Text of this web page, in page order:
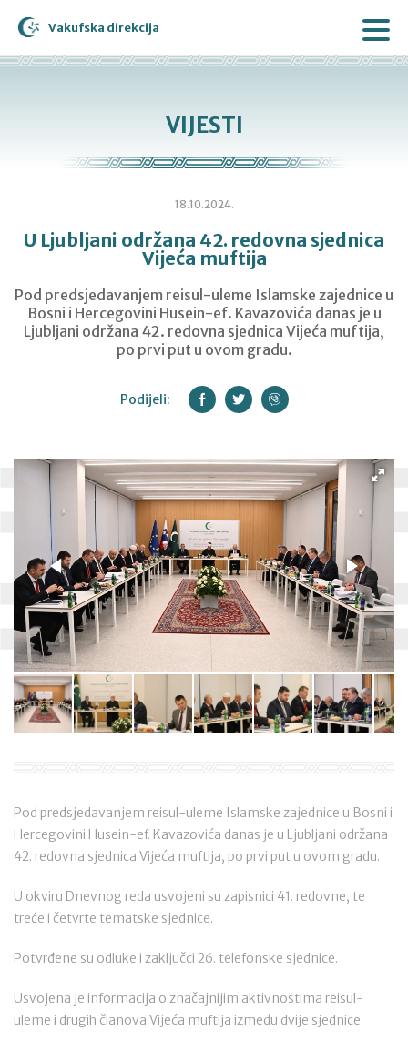
Vakufska direkcija
VIJESTI
18.10.2024.
U Ljubljani održana 42. redovna sjednica
Vijeća muftija
Pod predsjedavanjem reisul-uleme Islamske zajednice u
Bosni i Hercegovini Husein-ef. Kavazovića danas je u
Ljubljani održana 42. redovna sjednica Vijeća muftija,
po prvi put u ovom gradu.
Podijeli:
Pod predsjedavanjem reisul-uleme Islamske zajednice u Bosni i
Hercegovini Husein-ef. Kavazovića danas je u Ljubljani održana
42. redovna sjednica Vijeća muftija, po prvi put u ovom gradu.
U okviru Dnevnog reda usvojeni su zapisnici 41. redovne, te
treće i četvrte tematske sjednice.
Potvrđene su odluke i zaključci 26. telefonske sjednice.
Usvojena je informacija o značajnijim aktivnostima reisul-
uleme i drugih članova Vijeća muftija između dvije sjednice.